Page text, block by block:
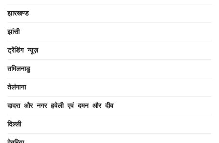
झारखण्ड
झांसी
ट्रेंडिंग न्यूज़
तमिलनाडु
तेलंगाना
दादरा और नगर हवेली एवं दमन और दीव
दिल्ली